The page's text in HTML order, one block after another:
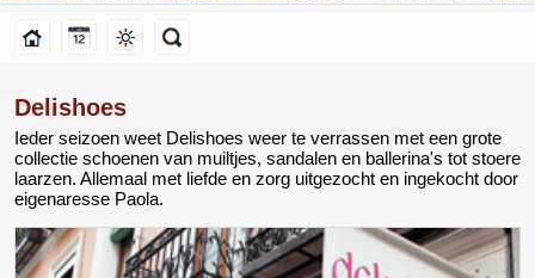
Delishoes
Ieder seizoen weet Delishoes weer te verrassen met een grote
collectie schoenen van muiltjes, sandalen en ballerina's tot stoere
laarzen. Allemaal met liefde en zorg uitgezocht en ingekocht door
eigenaresse Paola.